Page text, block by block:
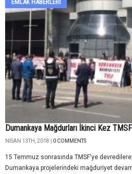
EMLAK HABERLERI
Dumankaya Mağdurları İkinci Kez
NISAN 13TH, 2018 | 0 COMMENTS
15 Temmuz sonrasında TMSF'ye
Dumankaya projelerindeki mağduriyet